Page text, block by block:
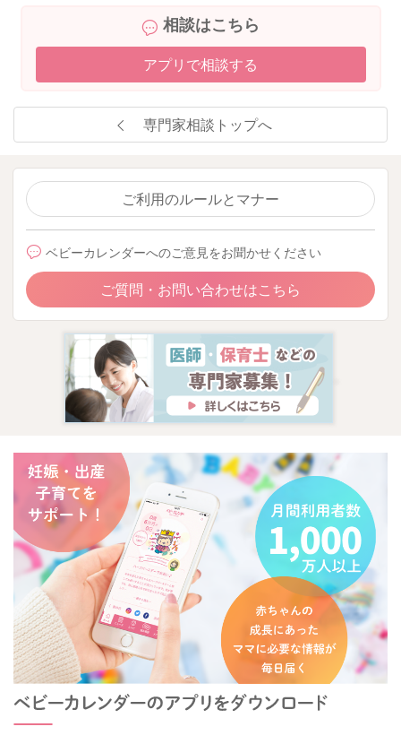
相談はこちら
アプリで相談する
専門家相談トップへ
ご利用のルールとマナー
ベビーカレンダーへのご意見をお聞かせください
ご質問・お問い合わせはこちら